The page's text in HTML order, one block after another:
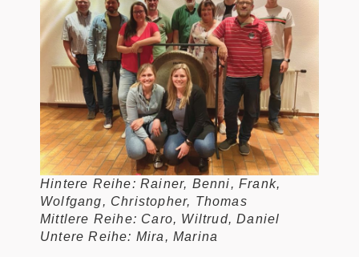
Hintere Reihe: Rainer, Benni, Frank,
Wolfgang, Christopher, Thomas
Mittlere Reihe: Caro, Wiltrud, Daniel
Untere Reihe: Mira, Marina